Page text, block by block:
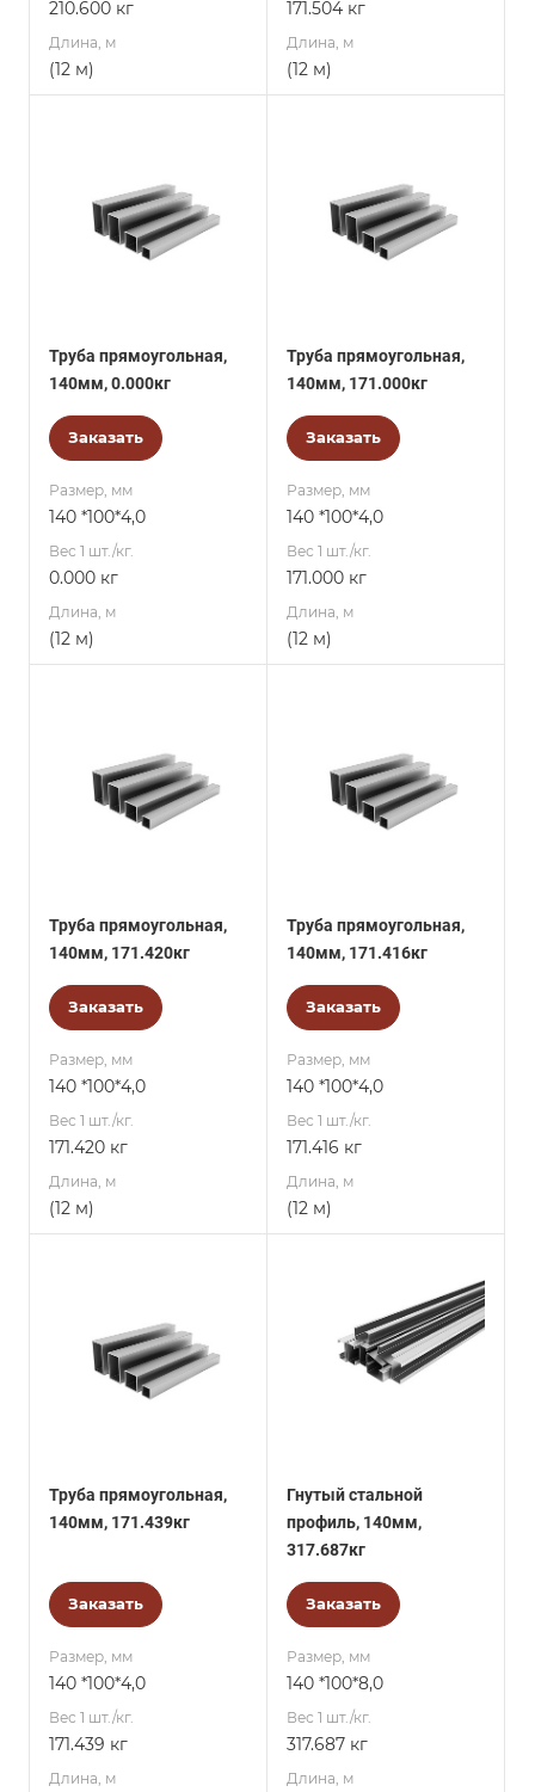
210.600 кг
Длина, м
(12 м)
171.504 кг
Длина, м
(12 м)
Труба прямоугольная,
140мм, 0.000кг
Заказать
Размер, мм
140 *100*4,0
Вес 1 шт./кг.
0.000 кг
Длина, м
(12 м)
Труба прямоугольная,
140мм, 171.000кг
Заказать
Размер, мм
140 *100*4,0
Вес 1 шт./кг.
171.000 кг
Длина, м
(12 м)
Труба прямоугольная,
140мм, 171.420кг
Заказать
Размер, мм
140 *100*4,0
Вес 1 шт./кг.
171.420 кг
Длина, м
(12 м)
Труба прямоугольная,
140мм, 171.416кг
Заказать
Размер, мм
140 *100*4,0
Вес 1 шт./кг.
171.416 кг
Длина, м
(12 м)
Труба прямоугольная,
140мм, 171.439кг
Заказать
Размер, мм
140 *100*4,0
Вес 1 шт./кг.
171.439 кг
Длина, м
Гнутый стальной
профиль, 140мм,
317.687кг
Заказать
Размер, мм
140 *100*8,0
Вес 1 шт./кг.
317.687 кг
Длина, м